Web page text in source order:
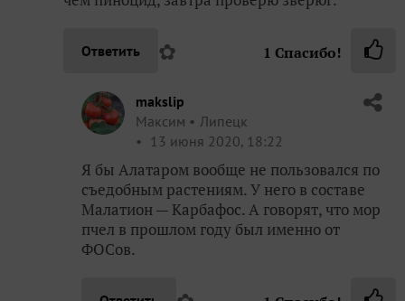
Ответить ✿ 1 Спасибо!
makslip
Максим
Липецк
13 июня 2020, 18:22
Я бы Алатаром вообще не пользовался по
съедобным растениям. У него в составе
Малатион — Карбафос. А говорят, что мор
пчел в прошлом году был именно от
ФОСов.